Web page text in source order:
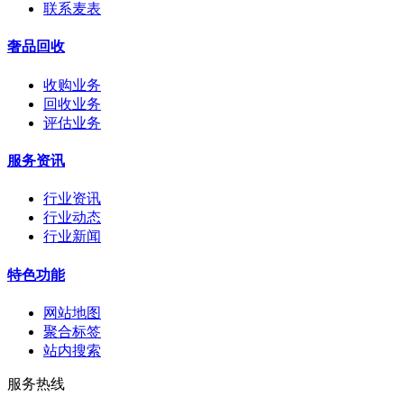
联系麦表
奢品回收
收购业务
回收业务
评估业务
服务资讯
行业资讯
行业动态
行业新闻
特色功能
网站地图
聚合标签
站内搜索
服务热线